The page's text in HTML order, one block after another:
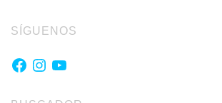
SÍGUENOS
Facebook
Instagram
YouTube